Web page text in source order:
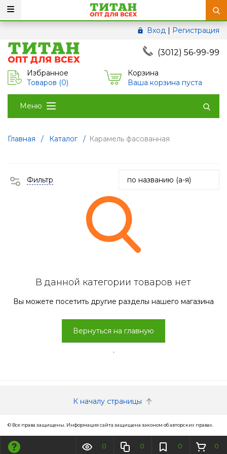
0 0 0 0
Вход | Регистрация
(3012) 56-99-99
Избранное
Товаров (0)
Корзина
Ваша корзина пуста
Меню
Главная / Каталог / Карамель фасованная
Фильтр
В данной категории товаров нет
Вы можете посетить другие разделы нашего магазина
Вернуться на главную
.
К началу страницы
© Все права защищены. Информация сайта защищена законом об авторских правах.